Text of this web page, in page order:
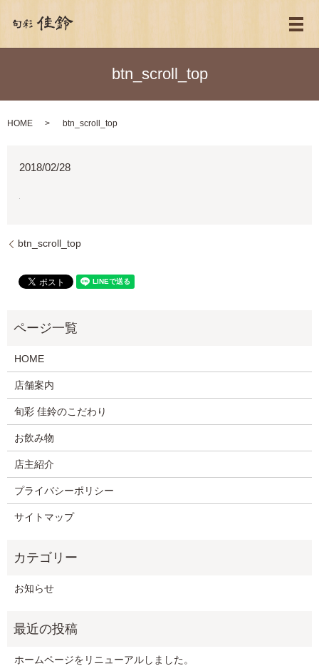
メ
btn_scroll_top
HOME btn_scroll_top
2018/02/28
btn_scroll_top
HOME
店舗案内
旬彩 佳鈴のこだわり
お飲み物
店主紹介
プライバシーポリシー
サイトマップ
お知らせ
ホームページをリニューアルしました。